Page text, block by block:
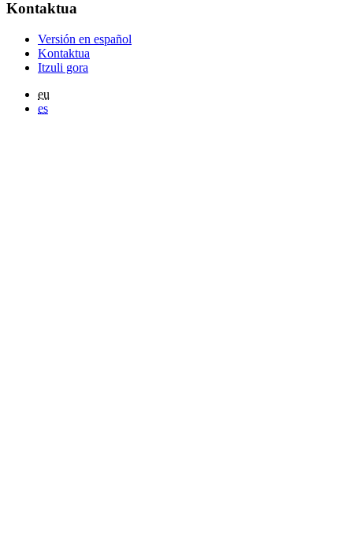
Kontaktua
Versión en español
Kontaktua
Itzuli gora
eu
es